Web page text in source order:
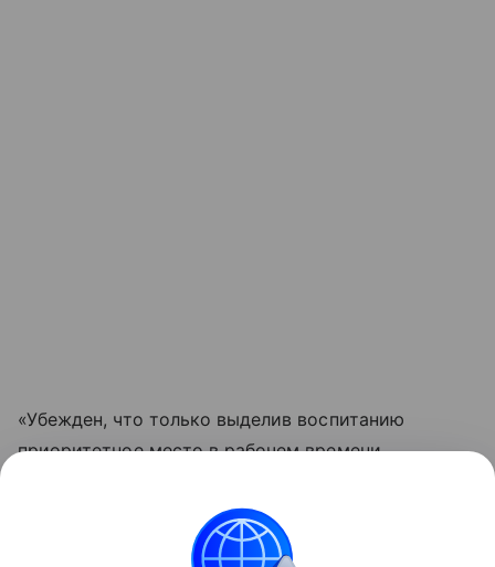
«Убежден, что только выделив воспитанию
приоритетное место в рабочем времени
ту самую среду доверия и внимания, которой так
не хватает многим детям», — отметил Чернышов.